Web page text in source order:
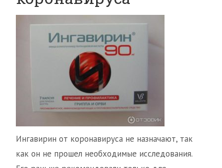
Ингавирин от коронавируса не назначают, так
как он не прошел необходимые исследования.